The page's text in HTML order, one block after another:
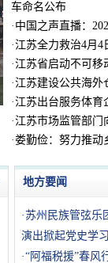
车命名公布
· 中国之声直播：
·江苏全力救治4月4
·江苏省启动不可移
·江苏建设公共海外
·江苏出台服务体育
·江苏市场监管部门
·娄勤俭：努力推动
地方要闻
·苏州民族管弦乐
演出掀起党史学
·“阿福税援”春风